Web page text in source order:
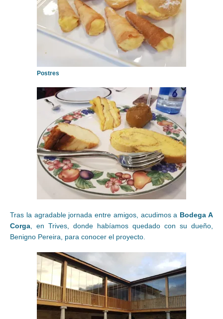
Postres
Tras la agradable jornada entre amigos, acudimos a Bodega A
Corga, en Trives, donde habíamos quedado con su dueño,
Benigno Pereira, para conocer el proyecto.